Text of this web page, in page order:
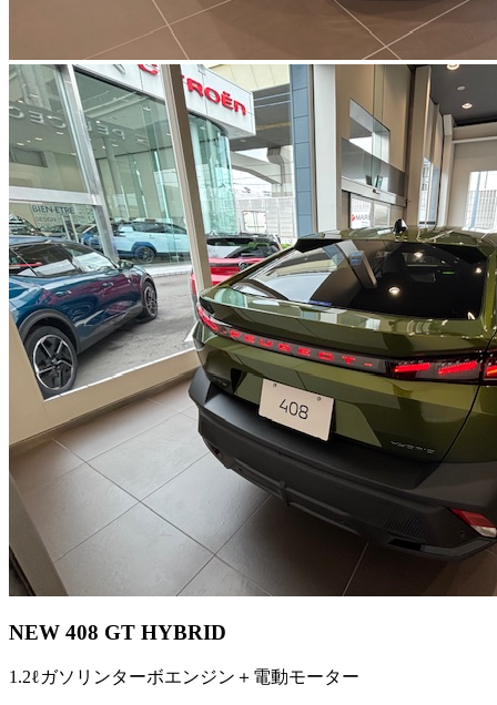
NEW 408 GT HYBRID
1.2ℓガソリンターボエンジン＋電動モーター